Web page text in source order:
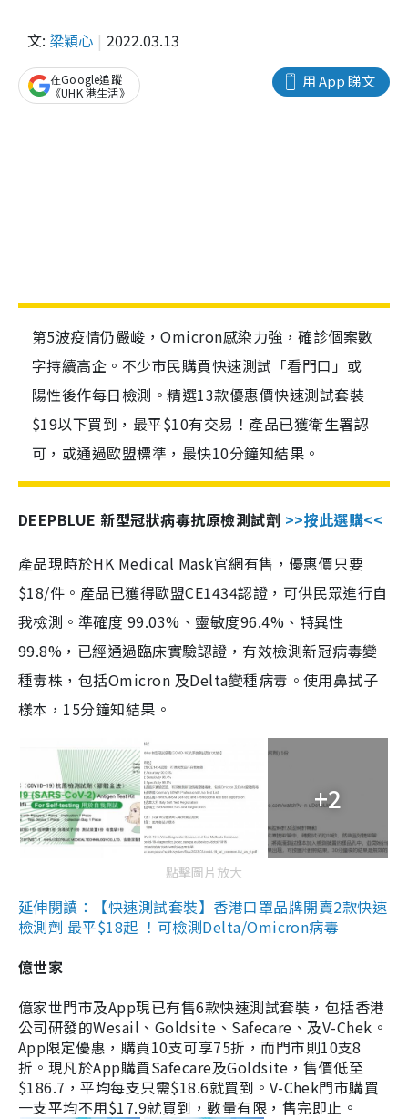
文: 梁穎心 2022.03.13
用 App 睇文
在Google追蹤
《UHK 港生活》
第5波疫情仍嚴峻，Omicron感染力強，確診個案數
字持續高企。不少市民購買快速測試「看門口」或
陽性後作每日檢測。精選13款優惠價快速測試套裝
$19以下買到，最平$10有交易！產品已獲衛生署認
可，或通過歐盟標準，最快10分鐘知結果。
DEEPBLUE 新型冠狀病毒抗原檢測試劑 >>按此選購<<
產品現時於HK Medical Mask官網有售，優惠價只要
$18/件。產品已獲得歐盟CE1434認證，可供民眾進行自
我檢測。準確度 99.03%、靈敏度96.4%、特異性
99.8%，已經通過臨床實驗認證，有效檢測新冠病毒變
種毒株，包括Omicron 及Delta變種病毒。使用鼻拭子
樣本，15分鐘知結果。
+2
點擊圖片放大
延伸閱讀：【快速測試套裝】香港口罩品牌開賣2款快速
檢測劑 最平$18起 ！可檢測Delta/Omicron病毒
億世家
億家世門市及App現已有售6款快速測試套裝，包括香港
公司研發的Wesail、Goldsite、Safecare、及V-Chek。
App限定優惠，購買10支可享75折，而門市則10支8
折。現凡於App購買Safecare及Goldsite，售價低至
$186.7，平均每支只需$18.6就買到。V-Chek門市購買
一支平均不用$17.9就買到，數量有限，售完即止。